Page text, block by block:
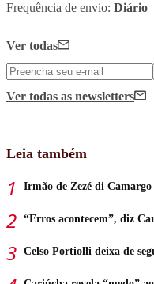
Frequência de envio: Diário
Ver todas
Ver todas as newsletters
Leia também
Irmão de Zezé di
“Erros acontecem”, diz
Celso Portiolli deixa de